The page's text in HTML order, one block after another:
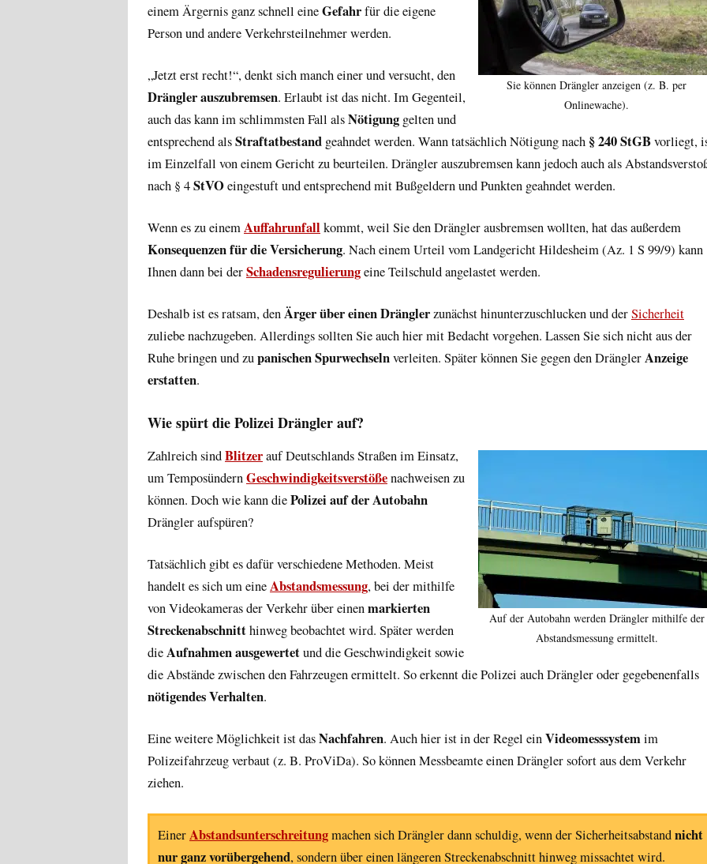
Sie können Drängler anzeigen (z. B. per
Onlinewache).
einem Ärgernis ganz schnell eineGefahrfür die eigene
Person und andere Verkehrsteilnehmer werden.
„Jetzt erst recht!“, denkt sich manch einer und versucht, den
Drängler auszubremsen. Erlaubt ist das nicht. Im Gegenteil,
auch das kann im schlimmsten Fall alsNötigung gelten und
entsprechend alsStraftatbestand geahndet werden. Wann tatsächlich Nötigung nach § 240 StGBvorliegt,
im Einzelfall von einem Gericht zu beurteilen. Drängler auszubremsen kann jedoch auch als
nach § 4StVOeingestuft und entsprechend mit Bußgeldern und Punkten geahndet werden.
Wenn es zu einemAuffahrunfall kommt, weil Sie den Drängler ausbremsen wollten, hat das außerdem
Konsequenzen für die Versicherung. Nach einem Urteil vom Landgericht Hildesheim (Az. 1 S 99/9) kann
Ihnen dann bei derSchadensregulierungeine Teilschuld angelastet werden.
Deshalb ist es ratsam, denÄrger über einen Dränglerzunächst hinunterzuschlucken und derSicherheit
zuliebe nachzugeben. Allerdings sollten Sie auch hier mit Bedacht vorgehen. Lassen Sie sich nicht aus der
Ruhe bringen und zupanischen Spurwechselnverleiten. Später können Sie gegen den DränglerAnzeige
erstatten.
Wie spürt die Polizei Drängler auf?
Auf der Autobahn werden Drängler mithilfe der
Abstandsmessung ermittelt.
Zahlreich sindBlitzerauf Deutschlands Straßen im Einsatz,
um TemposündernGeschwindigkeitsverstößenachweisen zu
können. Doch wie kann diePolizei auf der Autobahn
Drängler aufspüren?
Tatsächlich gibt es dafür verschiedene Methoden. Meist
handelt es sich um eineAbstandsmessung, bei der mithilfe
von Videokameras der Verkehr über einenmarkierten
Streckenabschnitthinweg beobachtet wird. Später werden
dieAufnahmen ausgewertetund die Geschwindigkeit sowie
die Abstände zwischen den Fahrzeugen ermittelt. So erkennt die Polizei auch Drängler oder gegebenenfalls
nötigendes Verhalten.
Eine weitere Möglichkeit ist dasNachfahren. Auch hier ist in der Regel einVideomesssystemim
Polizeifahrzeug verbaut (z. B. ProViDa). So können Messbeamte einen Drängler sofort aus dem Verkehr
ziehen.
EinerAbstandsunterschreitungmachen sich Drängler dann schuldig, wenn der Sicherheitsabstandnicht
nur ganz vorübergehend, sondern über einen längeren Streckenabschnitt hinweg missachtet wird.